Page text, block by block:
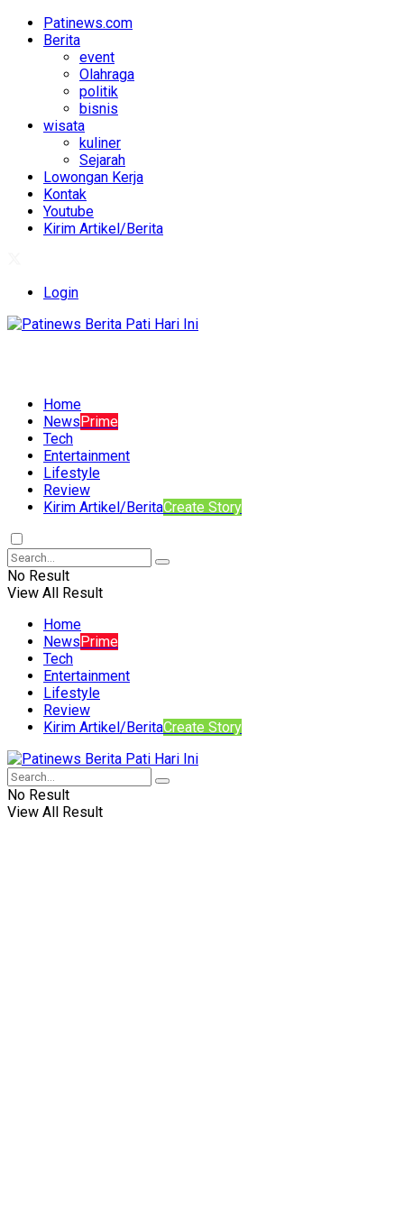
Patinews.com
Berita
event
Olahraga
politik
bisnis
wisata
kuliner
Sejarah
Lowongan Kerja
Kontak
Youtube
Kirim Artikel/Berita
Login
Home
NewsPrime
Tech
Entertainment
Lifestyle
Review
Kirim Artikel/BeritaCreate Story
No Result
View All Result
Home
NewsPrime
Tech
Entertainment
Lifestyle
Review
Kirim Artikel/BeritaCreate Story
No Result
View All Result